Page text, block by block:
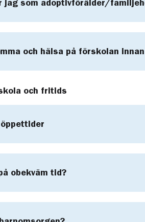
jag som adoptivförälder/
och hälsa på förskolan
och fritids
obekväm tid?